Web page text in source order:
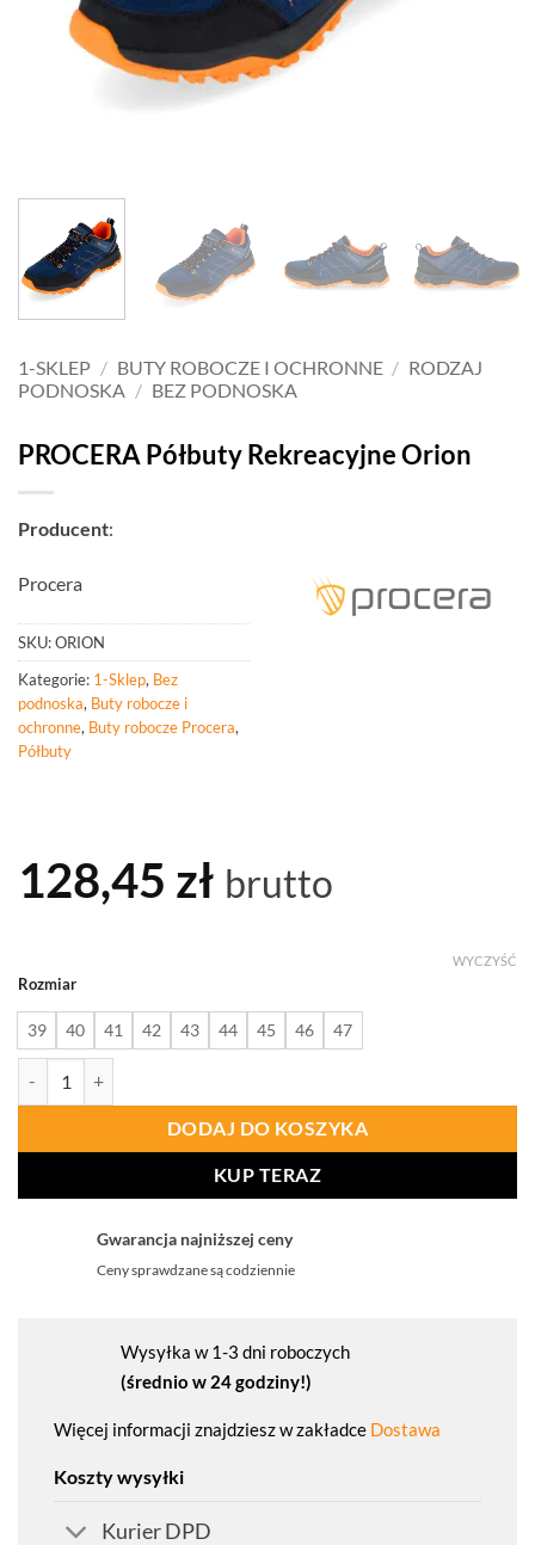
1-SKLEP / BUTY ROBOCZE I OCHRONNE / RODZAJ
PODNOSKA / BEZ PODNOSKA
PROCERA Półbuty Rekreacyjne Orion
Producent:
Procera
SKU:ORION
Kategorie: 1-Sklep, Bez
podnoska, Buty robocze i
ochronne, Buty robocze Procera,
Półbuty
128,45 zł brutto
Rozmiar
39 40 41 42 43 44 45 46 47
WYCZYŚĆ
DODAJ DO KOSZYKA
KUP TERAZ
Gwarancja najniższej ceny
Ceny sprawdzane są codziennie
Wysyłka w 1-3 dni roboczych
(średnio w 24 godziny!)
Więcej informacji znajdziesz w zakładce Dostawa
Koszty wysyłki
Kurier DPD